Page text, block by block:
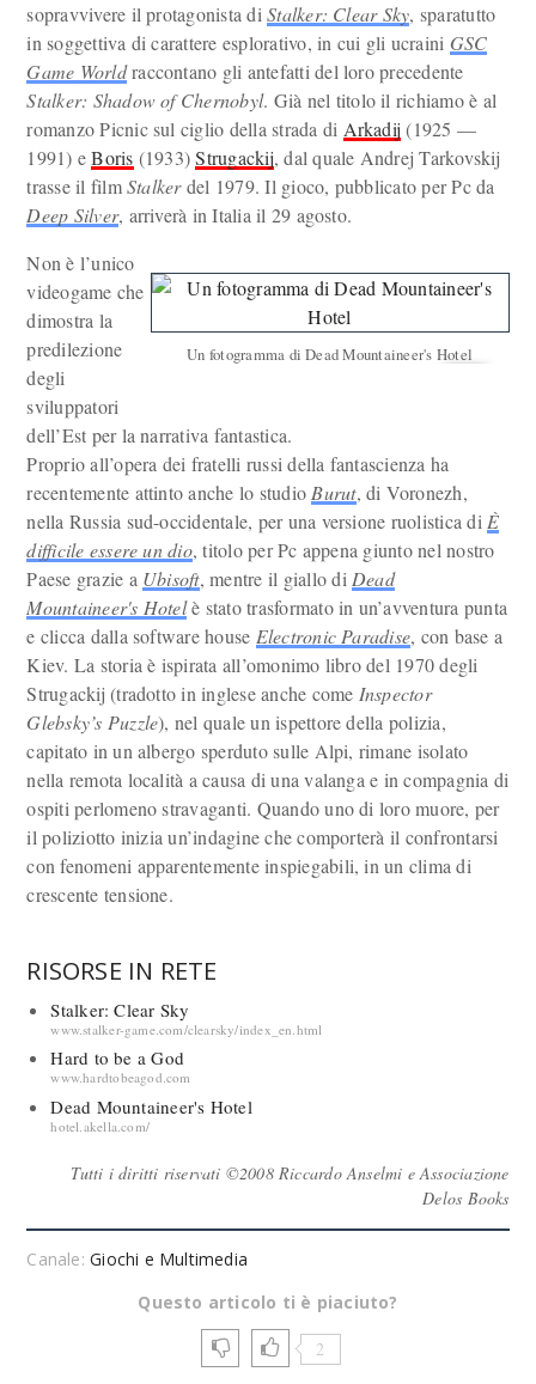
sopravvivere il protagonista diStalker: Clear Sky, sparatutto
in soggettiva di carattere esplorativo, in cui gli ucraini GSC
Game Worldraccontano gli antefatti del loro precedente
Stalker: Shadow of Chernobyl. Già nel titolo il richiamo è al
romanzo Picnic sul ciglio della strada di Arkadij (1925 —
1991) eBoris (1933)Strugackij, dal quale Andrej Tarkovskij
trasse il filmStalkerdel 1979. Il gioco, pubblicato per Pc da
Deep Silver, arriverà in Italia il 29 agosto.
Un fotogramma di Dead Mountaineer's Hotel
Non è l’unico
videogame che
dimostra la
predilezione
degli
sviluppatori
dell’Est per la narrativa fantastica.
Proprio all’opera dei fratelli russi della fantascienza ha
recentemente attinto anche lo studio Burut, di Voronezh,
nella Russia sud-occidentale, per una versione ruolistica di È
difficile essere un dio, titolo per Pc appena giunto nel nostro
Paese grazie a Ubisoft, mentre il giallo di Dead
Mountaineer's Hotelè stato trasformato in un’avventura punta
e clicca dalla software house Electronic Paradise, con base a
Kiev. La storia è ispirata all’omonimo libro del 1970 degli
Strugackij (tradotto in inglese anche come Inspector
Glebsky’s Puzzle), nel quale un ispettore della polizia,
capitato in un albergo sperduto sulle Alpi, rimane isolato
nella remota località a causa di una valanga e in compagnia di
ospiti perlomeno stravaganti. Quando uno di loro muore, per
il poliziotto inizia un’indagine che comporterà il confrontarsi
con fenomeni apparentemente inspiegabili, in un clima di
crescente tensione.
RISORSE IN RETE
Stalker: Clear Sky
www.stalker-game.com/clearsky/index_en.html
Hard to be a God
www.hardtobeagod.com
Dead Mountaineer's Hotel
hotel.akella.com/
Tutti i diritti riservati ©2008 Riccardo Anselmi e Associazione
Delos Books
Canale:Giochi e Multimedia
Questo articolo ti è piaciuto?
2